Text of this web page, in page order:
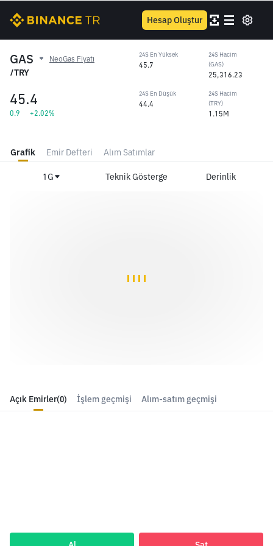
Hesap Oluştur
GAS NeoGas Fiyatı
/TRY
45.4
0.9 +2.02%
24S En Yüksek
45.7
24S En Düşük
44.4
24S Hacim
(GAS)
25,316.23
24S Hacim
(TRY)
1.15M
Açık Emirler(0) İşlem geçmişi Alım-satım geçmişi
Grafik Emir Defteri Alım Satımlar
1G Teknik Gösterge Derinlik